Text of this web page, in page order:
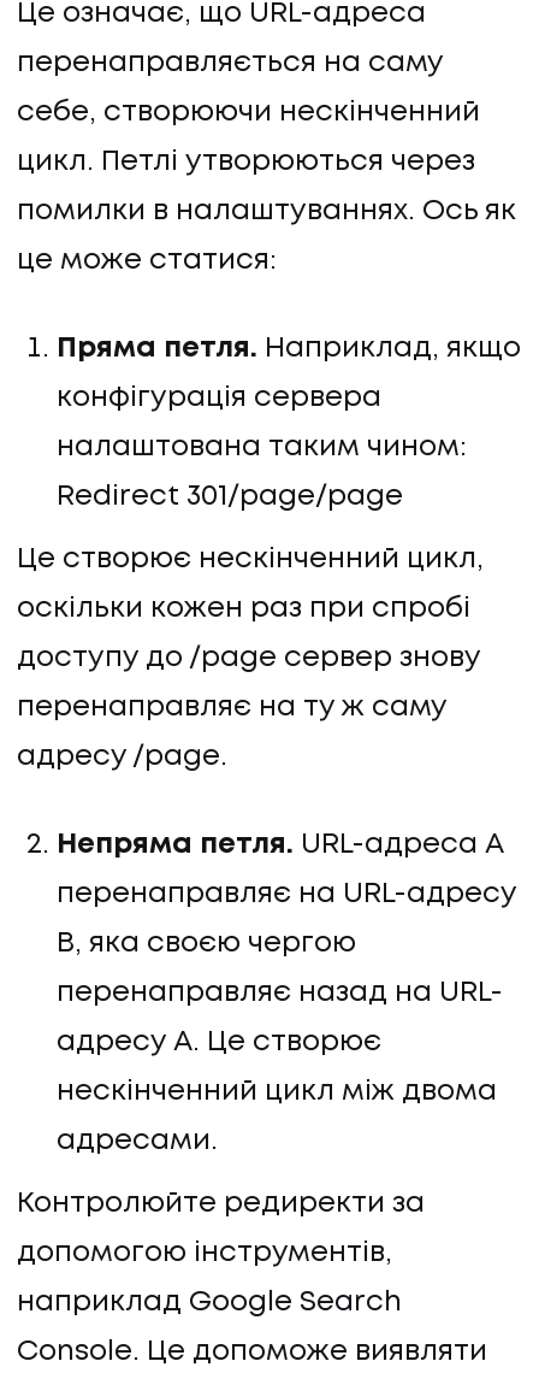
Це означає, що URL-адреса
перенаправляється на саму
себе, створюючи нескінченний
цикл. Петлі утворюються через
помилки в налаштуваннях. Ось як
це може статися:
Пряма петля. Наприклад, якщо
конфігурація сервера
налаштована таким чином:
Redirect 301/page/page
Це створює нескінченний цикл,
оскільки кожен раз при спробі
доступу до /page сервер знову
перенаправляє на ту ж саму
адресу /page.
Непряма петля. URL-адреса A
перенаправляє на URL-адресу
B, яка своєю чергою
перенаправляє назад на URL-
адресу A. Це створює
нескінченний цикл між двома
адресами.
Контролюйте редиректи за
допомогою інструментів,
наприклад Google Search
Console. Це допоможе виявляти